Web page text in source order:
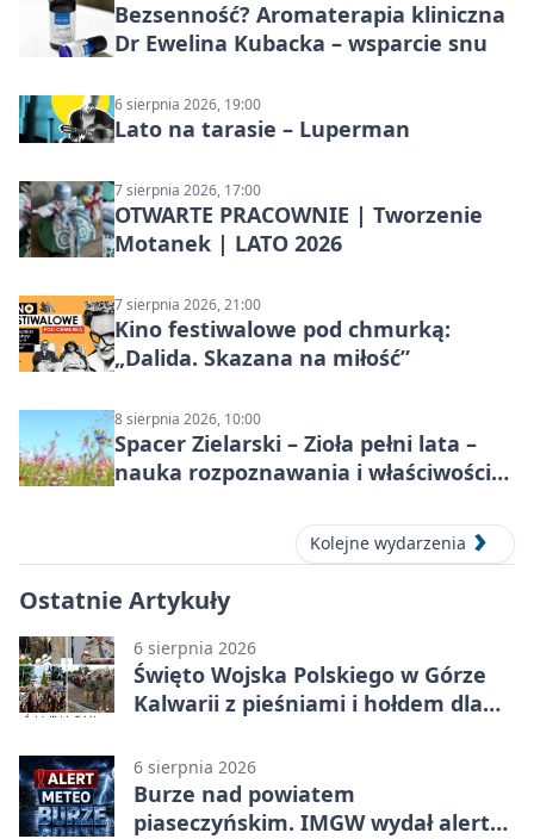
Bezsenność? Aromaterapia kliniczna
Dr Ewelina Kubacka – wsparcie snu
6 sierpnia 2026, 19:00
Lato na tarasie – Luperman
7 sierpnia 2026, 17:00
OTWARTE PRACOWNIE | Tworzenie
Motanek | LATO 2026
7 sierpnia 2026, 21:00
Kino festiwalowe pod chmurką:
„Dalida. Skazana na miłość”
8 sierpnia 2026, 10:00
Spacer Zielarski – Zioła pełni lata –
nauka rozpoznawania i właściwości
Kolejne wydarzenia
Ostatnie Artykuły
6 sierpnia 2026
Święto Wojska Polskiego w Górze
Kalwarii z pieśniami i hołdem dla
6 sierpnia 2026
Burze nad powiatem
piaseczyńskim. IMGW wydał alert